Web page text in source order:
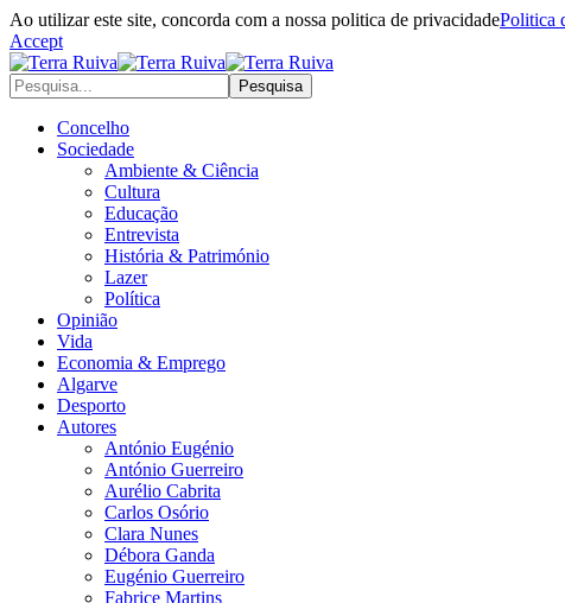
Ao utilizar este site, concorda com a nossa politica de privacidadePolitica
Accept
Concelho
Sociedade
Ambiente & Ciência
Cultura
Educação
Entrevista
História & Património
Lazer
Política
Opinião
Vida
Economia & Emprego
Algarve
Desporto
Autores
António Eugénio
António Guerreiro
Aurélio Cabrita
Carlos Osório
Clara Nunes
Débora Ganda
Eugénio Guerreiro
Fabrice Martins